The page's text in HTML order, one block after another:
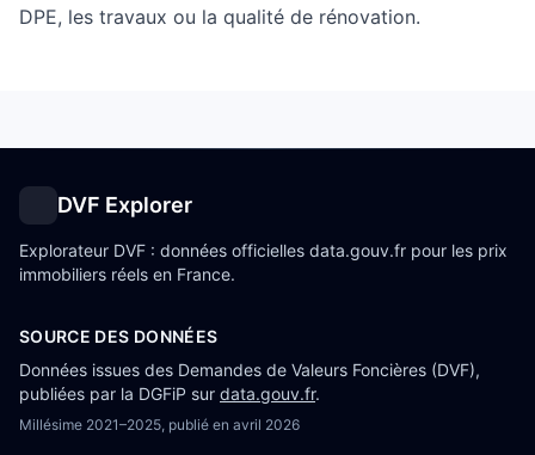
DPE, les travaux ou la qualité de rénovation.
DVF Explorer
Explorateur DVF : données officielles data.gouv.fr pour les prix
immobiliers réels en France.
SOURCE DES DONNÉES
Données issues des Demandes de Valeurs Foncières (DVF),
publiées par la DGFiP sur data.gouv.fr.
Millésime 2021–2025, publié en avril 2026